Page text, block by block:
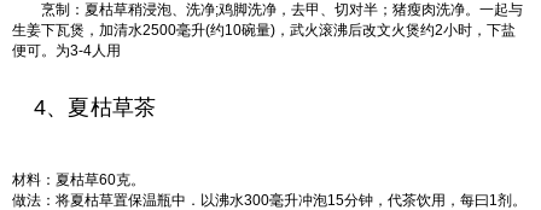
烹制：夏枯草稍浸泡、洗净;鸡脚洗净，去甲、切对半；猪瘦肉洗净。一起与
生姜下瓦煲，加清水2500毫升(约10碗量)，武火滚沸后改文火煲约2小时，下盐
便可。为3-4人用
4、夏枯草茶
材料：夏枯草60克。
做法：将夏枯草置保温瓶中．以沸水300毫升冲泡15分钟，代茶饮用，每曰1剂。